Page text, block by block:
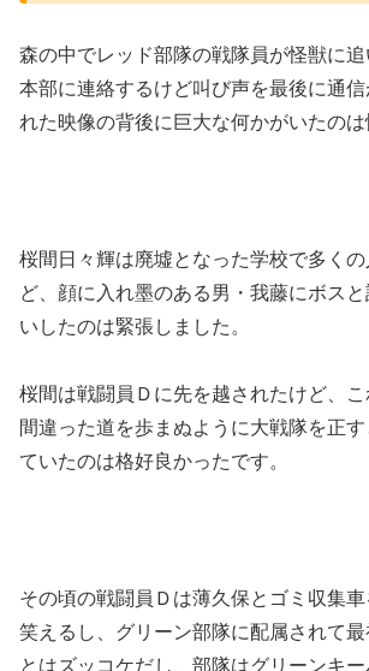
森の中でレッド部隊の戦隊員が怪獣に
本部に連絡するけど叫び声を最後に通
れた映像の背後に巨大な何かがいたのは
桜間日々輝は廃墟となった学校で多く
ど、顔に入れ墨のある男・我藤にボス
いしたのは緊張しました。
桜間は戦闘員Ｄに先を越されたけど、
間違った道を歩まぬように大戦隊を正す
ていたのは格好良かったです。
その頃の戦闘員Ｄは薄久保とゴミ収集
笑えるし、グリーン部隊に配属されて
とはズッコケだし、部隊はグリーンキ